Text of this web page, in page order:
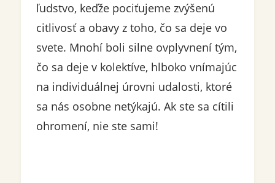
ľudstvo, keďže pociťujeme zvýšenú
citlivosť a obavy z toho, čo sa deje vo
svete. Mnohí boli silne ovplyvnení tým,
čo sa deje v kolektíve, hlboko vnímajúc
na individuálnej úrovni udalosti, ktoré
sa nás osobne netýkajú. Ak ste sa cítili
ohromení, nie ste sami!